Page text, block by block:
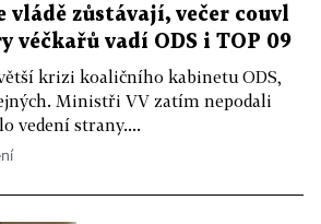
vládě zůstávají, večer couvl
véčkařů vadí ODS i TOP 09
krizi koaličního kabinetu ODS,
Ministři VV zatím nepodali
vedení strany....